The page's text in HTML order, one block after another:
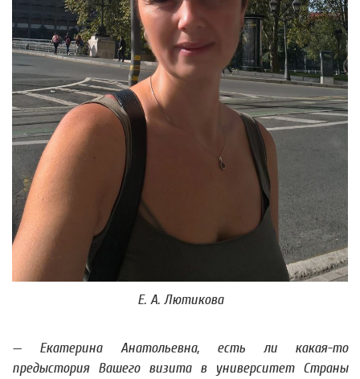
Е. А. Лютикова
— Екатерина Анатольевна, есть ли какая-то
предыстория Вашего визита в университет Страны